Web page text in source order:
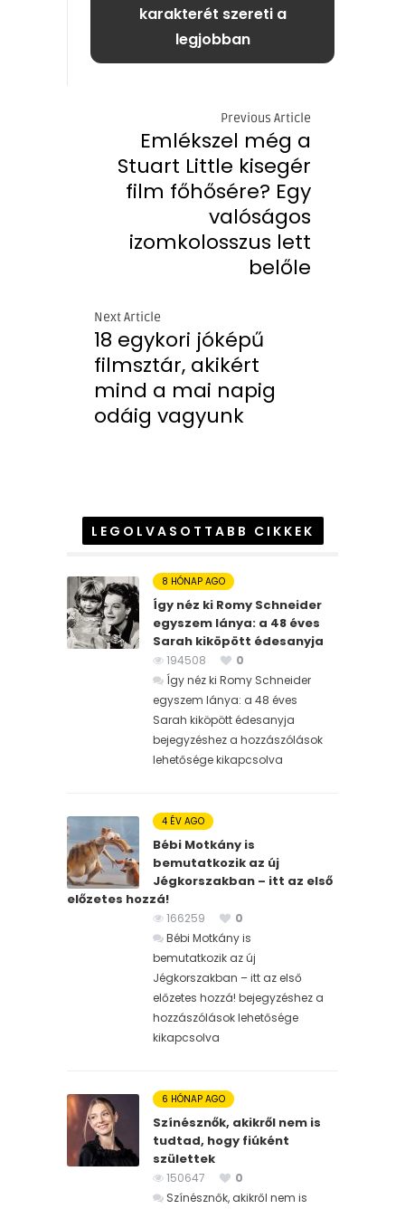
karakterét szereti a
legjobban
Previous Article
Emlékszel még a
Stuart Little kisegér
film főhősére? Egy
valóságos
izomkolosszus lett
belőle
Next Article
18 egykori jóképű
filmsztár, akikért
mind a mai napig
odáig vagyunk
LEGOLVASOTTABB CIKKEK
8 HÓNAP AGO
Így néz ki Romy Schneider
egyszem lánya: a 48 éves
Sarah kiköpött édesanyja
194508
0
Így néz ki Romy Schneider
egyszem lánya: a 48 éves
Sarah kiköpött édesanyja
bejegyzéshez a hozzászólások
lehetősége kikapcsolva
4 ÉV AGO
Bébi Motkány is
bemutatkozik az új
Jégkorszakban – itt az első
előzetes hozzá!
166259
0
Bébi Motkány is
bemutatkozik az új
Jégkorszakban – itt az első
előzetes hozzá! bejegyzéshez a
hozzászólások lehetősége
kikapcsolva
6 HÓNAP AGO
Színésznők, akikről nem is
tudtad, hogy fiúként
születtek
150647
0
Színésznők, akikről nem is